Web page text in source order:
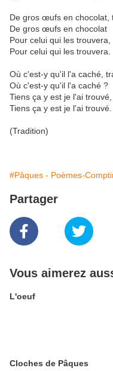
De gros œufs en chocolat,
De gros œufs en chocolat
Pour celui qui les trouvera,
Pour celui qui les trouvera.
Où c'est-y qu'il l'a caché,
Où c'est-y qu'il l'a caché ?
Tiens ça y est je l'ai trouvé,
Tiens ça y est je l'ai trouvé.
(Tradition)
#Pâques - Poèmes-
Partager
Vous aimerez
L'oeuf
Cloches de Pâques